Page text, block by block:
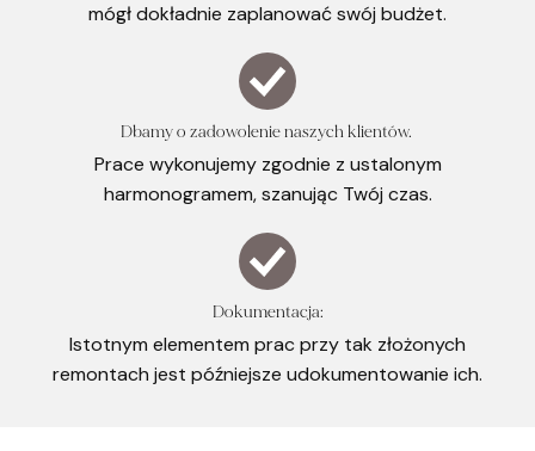
mógł dokładnie zaplanować swój budżet.
Dbamy o zadowolenie naszych klientów.
Prace wykonujemy zgodnie z ustalonym
harmonogramem, szanując Twój czas.
Dokumentacja:
Istotnym elementem prac przy tak złożonych
remontach jest późniejsze udokumentowanie ich.